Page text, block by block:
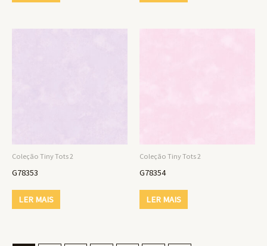
Coleção Tiny Tots 2
G78353
LER MAIS
Coleção Tiny Tots 2
G78354
LER MAIS